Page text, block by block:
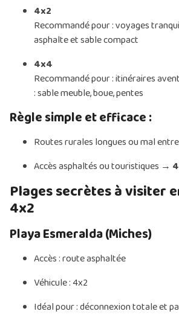
4x2
Recommandé pour : voyages
asphalte et sable compact
4x4
Recommandé pour : itinéraires
: sable meuble, boue, pentes
Règle simple et efficace :
Routes rurales longues ou mal
Accès asphaltés ou touristiques →
Plages secrètes à visiter
4x2
Playa Esmeralda (Miches)
Accès : route asphaltée
Véhicule : 4x2
Idéal pour : déconnexion totale et